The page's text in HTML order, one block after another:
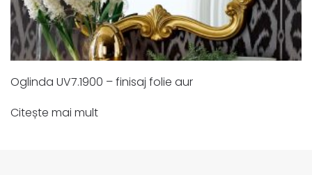
Oglinda UV7.1900 – finisaj folie aur
Citește mai mult